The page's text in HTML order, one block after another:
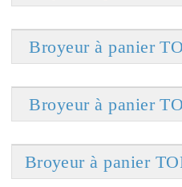
Broyeur à panier
Broyeur à panier
Broyeur à panier